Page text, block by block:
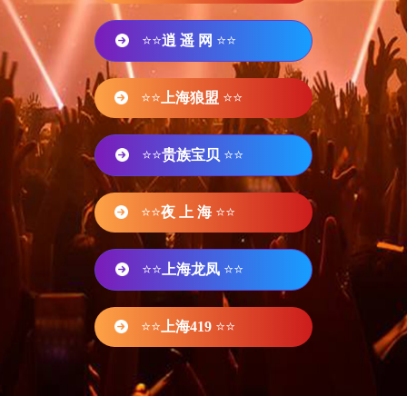
⭐⭐逍 遥 网 ⭐⭐
⭐⭐ 上海狼盟 ⭐⭐
⭐⭐贵族宝贝 ⭐⭐
⭐⭐夜 上 海 ⭐⭐
⭐⭐ 上海龙凤 ⭐⭐
⭐⭐ 上海419 ⭐⭐